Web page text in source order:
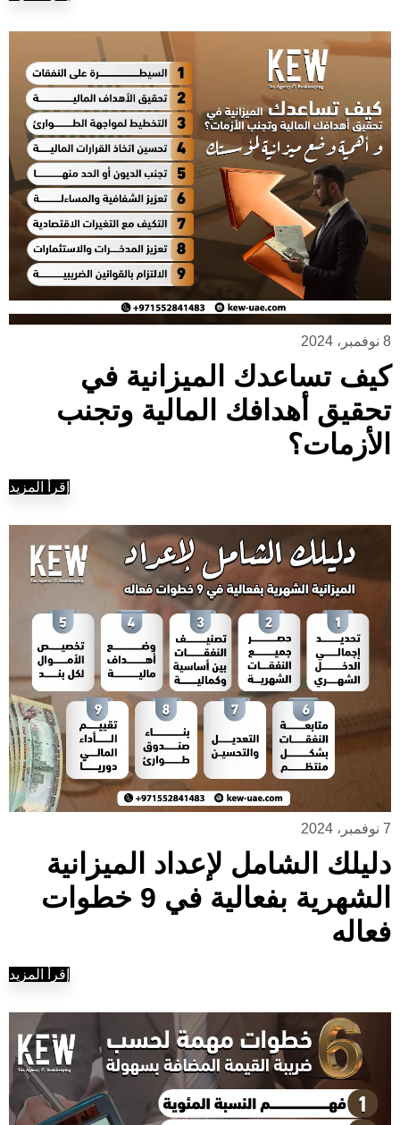
8 نوفمبر، 2024
كيف تساعدك الميزانية في
تحقيق أهدافك المالية وتجنب
الأزمات؟
إقرأ المزيد
7 نوفمبر، 2024
دليلك الشامل لإعداد الميزانية
الشهرية بفعالية في 9 خطوات
فعاله
إقرأ المزيد